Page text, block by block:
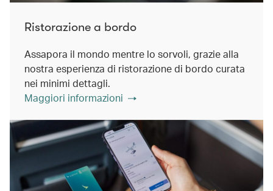
Ristorazione a bordo
Assapora il mondo mentre lo sorvoli, grazie alla
nostra esperienza di ristorazione di bordo curata
nei minimi dettagli.
Maggiori informazioni